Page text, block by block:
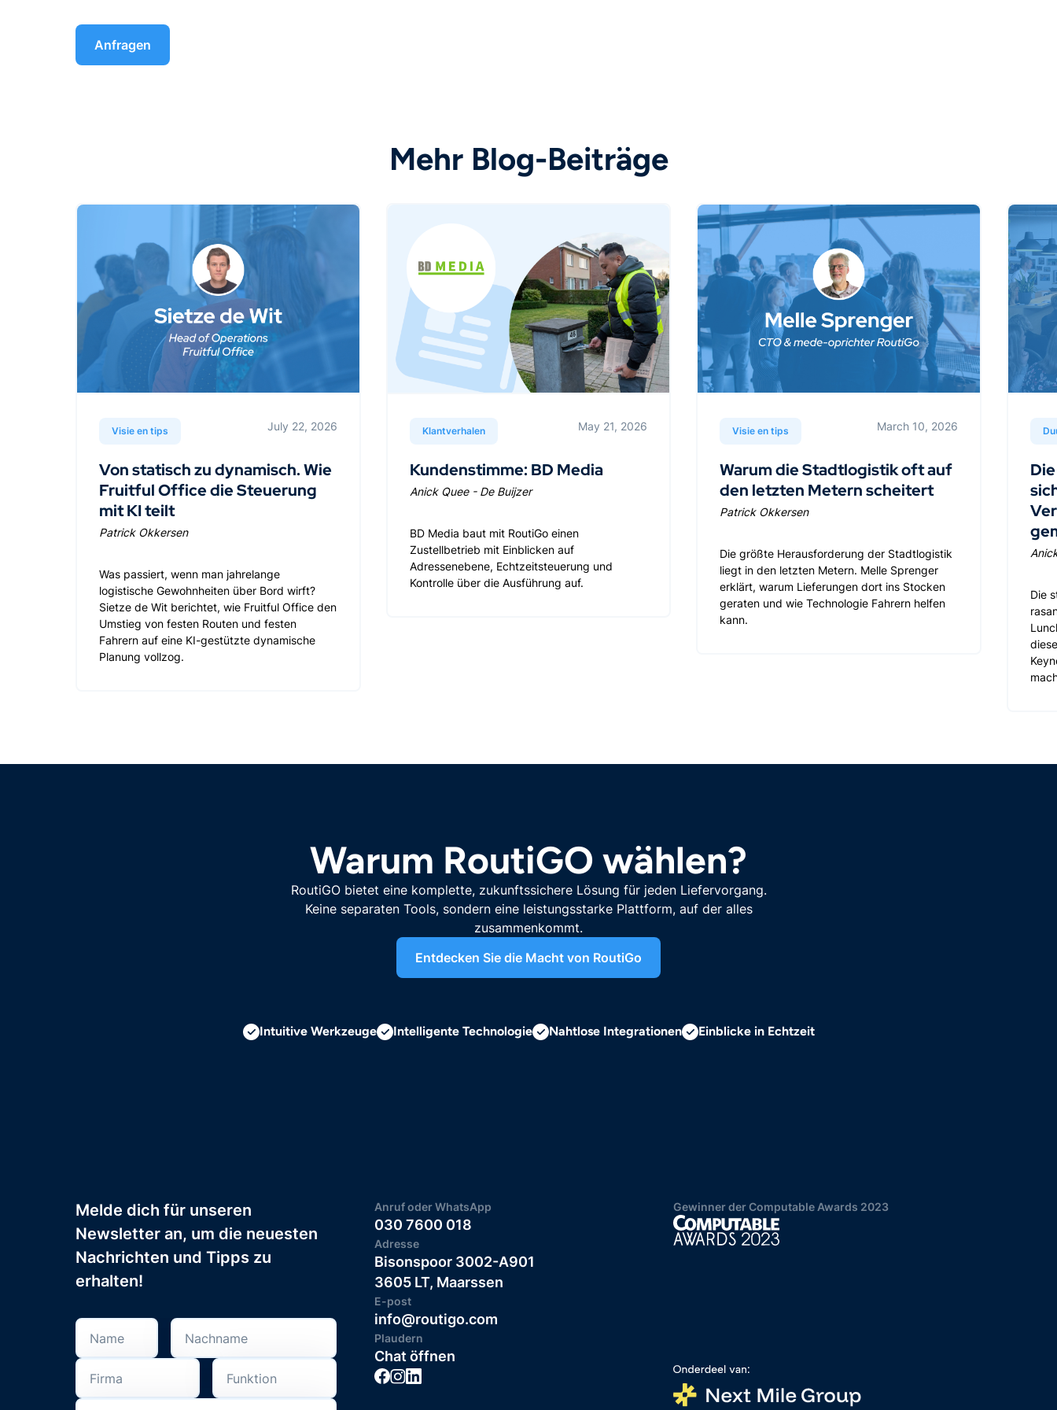
Mehr Blog-Beiträge
Visie en tips July 22, 2026
Von statisch zu dynamisch. Wie
Fruitful Office die Steuerung
mit KI teilt
Patrick Okkersen
Was passiert, wenn man jahrelange
logistische Gewohnheiten über Bord wirft?
Sietze de Wit berichtet, wie Fruitful Office den
Umstieg von festen Routen und festen
Fahrern auf eine KI-gestützte dynamische
Planung vollzog.
Klantverhalen May 21, 2026
Kundenstimme: BD Media
Anick Quee - De Buijzer
BD Media baut mit RoutiGo einen
Zustellbetrieb mit Einblicken auf
Adressenebene, Echtzeitsteuerung und
Kontrolle über die Ausführung auf.
Visie en tips March 10, 2026
Warum die Stadtlogistik oft auf
den letzten Metern scheitert
Patrick Okkersen
Die größte Herausforderung der Stadtlogistik
liegt in den letzten Metern. Melle Sprenger
erklärt, warum Lieferungen dort ins Stocken
geraten und wie Technologie Fahrern helfen
kann.
Die
Warum RoutiGO wählen?
RoutiGO bietet eine komplette, zukunftssichere Lösung für jeden Liefervorgang.
Keine separaten Tools, sondern eine leistungsstarke Plattform, auf der alles
zusammenkommt.
Entdecken Sie die Macht von RoutiGo
Intuitive Werkzeuge Intelligente Technologie Nahtlose Integrationen Einblicke in Echtzeit
Melde dich für unseren
Newsletter an, um die neuesten
Nachrichten und Tipps zu
erhalten!
Anruf oder WhatsApp
030 7600 018
Adresse
Bisonspoor 3002-A901
3605 LT, Maarssen
E-post
info@routigo.com
Plaudern
Chat öffnen
Gewinner der Computable Awards 2023